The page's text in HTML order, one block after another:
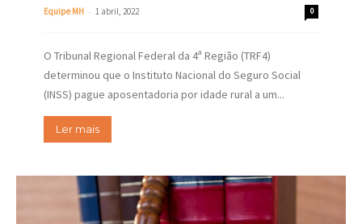
Equipe MH - 1 abril, 2022 0
O Tribunal Regional Federal da 4ª Região (TRF4)
determinou que o Instituto Nacional do Seguro Social
(INSS) pague aposentadoria por idade rural a um...
Ler mais